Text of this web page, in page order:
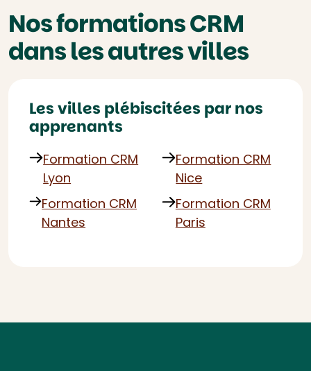
Nos formations CRM
dans les autres villes
Les villes plébiscitées par nos
apprenants
Formation CRM
Lyon
Formation CRM
Nantes
Formation CRM
Nice
Formation CRM
Paris